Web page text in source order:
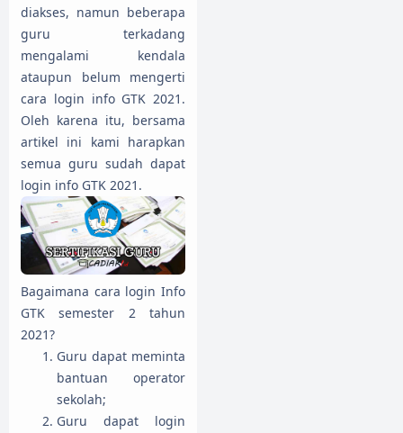
diakses, namun beberapa
guru terkadang
mengalami kendala
ataupun belum mengerti
cara login info GTK 2021.
Oleh karena itu, bersama
artikel ini kami harapkan
semua guru sudah dapat
login info GTK 2021.
Bagaimana cara login Info
GTK semester 2 tahun
2021?
Guru dapat meminta
bantuan operator
sekolah;
Guru dapat login